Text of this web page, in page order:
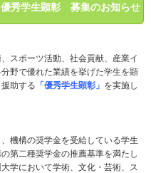
秀学生顕彰 募集のお知らせ
スポーツ活動、社会貢献、産業イ
野で優れた業績を挙げた学生を顕
助する 「優秀学生顕彰」 を実施し
機構の奨学金を受給している学生
第二種奨学金の推薦基準を満たし
学において学術、文化・芸術、ス